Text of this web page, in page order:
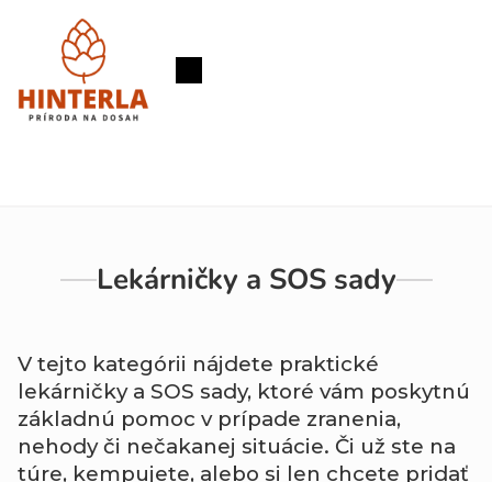
Nákupný
Lekárničky a SOS sady
V tejto kategórii nájdete praktické
lekárničky a SOS sady, ktoré vám poskytnú
základnú pomoc v prípade zranenia,
nehodyči nečakanej situácie. Či už ste na
túre, kempujete, alebo si len chcete pridať